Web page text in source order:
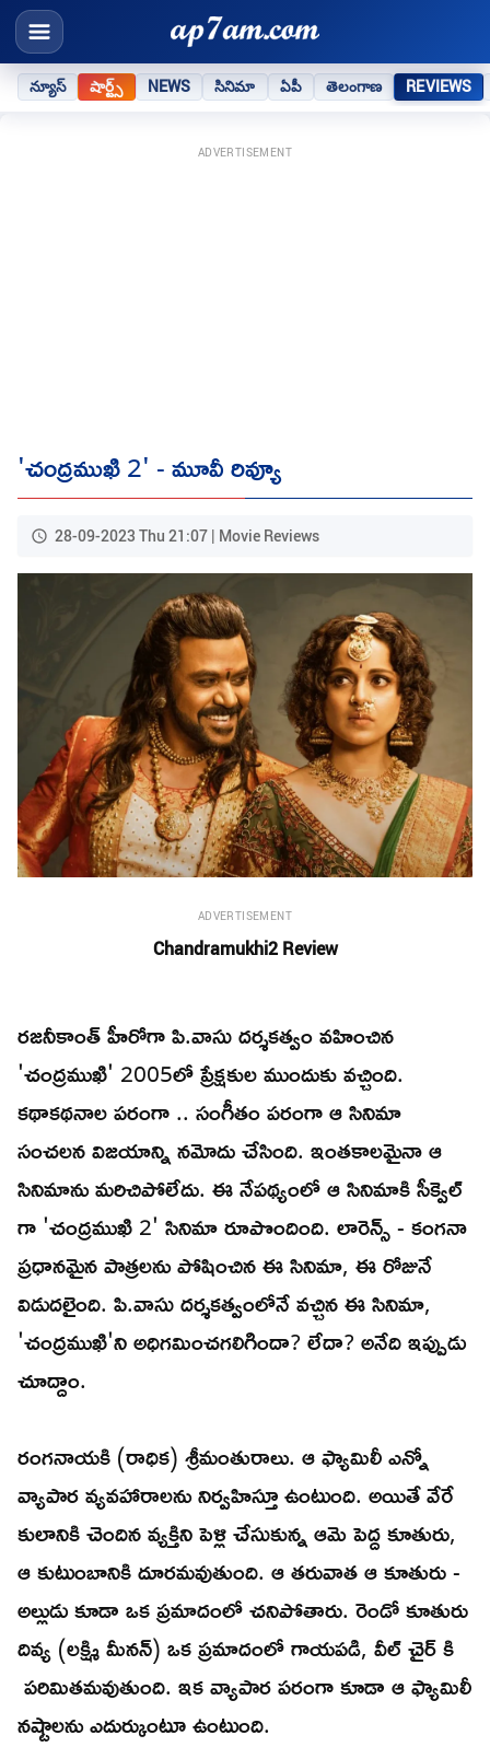
న్యూస్ షార్ట్స్ NEWS సినిమా ఏపీ తెలంగాణ REVIEWS
ADVERTISEMENT
'చంద్రముఖి 2' - మూవీ రివ్యూ
28-09-2023 Thu 21:07 | Movie Reviews
ADVERTISEMENT
Chandramukhi2 Review
రజనీకాంత్ హీరోగా పి.వాసు దర్శకత్వం వహించిన
'చంద్రముఖి' 2005లో ప్రేక్షకుల ముందుకు వచ్చింది.
కథాకథనాల పరంగా .. సంగీతం పరంగా ఆ సినిమా
సంచలన విజయాన్ని నమోదు చేసింది. ఇంతకాలమైనా ఆ
సినిమాను మరిచిపోలేదు. ఈ నేపథ్యంలో ఆ సినిమాకి సీక్వెల్
గా 'చంద్రముఖి 2' సినిమా రూపొందింది. లారెన్స్ - కంగనా
ప్రధానమైన పాత్రలను పోషించిన ఈ సినిమా, ఈ రోజునే
విడుదలైంది. పి.వాసు దర్శకత్వంలోనే వచ్చిన ఈ సినిమా,
'చంద్రముఖి'ని అధిగమించగలిగిందా? లేదా? అనేది ఇప్పుడు
చూద్దాం.
రంగనాయకి (రాధిక) శ్రీమంతురాలు. ఆ ఫ్యామిలీ ఎన్నో
వ్యాపార వ్యవహారాలను నిర్వహిస్తూ ఉంటుంది. అయితే వేరే
కులానికి చెందిన వ్యక్తిని పెళ్లి చేసుకున్న ఆమె పెద్ద కూతురు,
ఆ కుటుంబానికి దూరమవుతుంది. ఆ తరువాత ఆ కూతురు -
అల్లుడు కూడా ఒక ప్రమాదంలో చనిపోతారు. రెండో కూతురు
దివ్య (లక్ష్మి మీనన్) ఒక ప్రమాదంలో గాయపడి, వీల్ చైర్ కి
పరిమితమవుతుంది. ఇక వ్యాపార పరంగా కూడా ఆ ఫ్యామిలీ
నష్టాలను ఎదుర్కుంటూ ఉంటుంది.